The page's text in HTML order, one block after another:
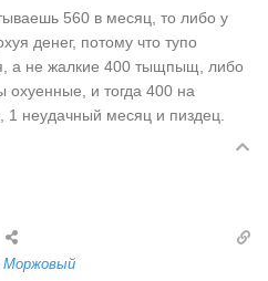
560 в месяц, то либо у
денег, потому что тупо
а не жалкие 400 тыщпыщ, либо
охуенные, и тогда 400 на
неудачный месяц и пиздец.